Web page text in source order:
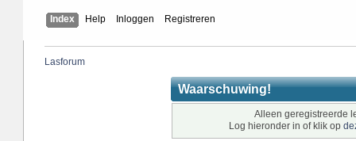
Index Help Inloggen Registreren
Lasforum
Waarschuwing!
Alleen geregistreerde
Log hieronder in of klik op